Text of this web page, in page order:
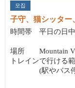
모집
子守、猫シッター
時間帯 平日の日
場所 Mountain
トレインで行ける
(駅やバス停か